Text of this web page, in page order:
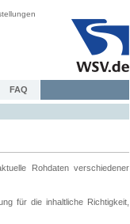
FAQ
Rohdaten verschiedener
für die inhaltliche Richtigkeit,